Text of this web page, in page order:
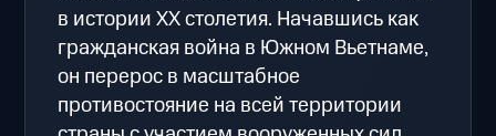
в истории XX столетия. Начавшись как
гражданская война в Южном Вьетнаме,
он перерос в масштабное
противостояние на всей территории